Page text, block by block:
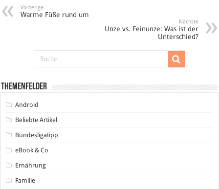
Vorherige
Warme Füße rund um
Nächste
Unze vs. Feinunze: Was ist der
Unterschied?
Themenfelder
Android
Beliebte Artikel
Bundesligatipp
eBook & Co
Ernährung
Familie